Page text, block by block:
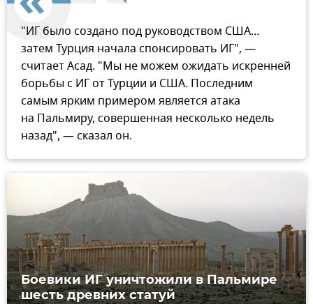
"ИГ было создано под руководством США…
затем Турция начала спонсировать ИГ", —
считает Асад. "Мы не можем ожидать искренней
борьбы с ИГ от Турции и США. Последним
самым ярким примером является атака
на Пальмиру, совершенная несколько недель
назад", — сказал он.
Боевики ИГ уничтожили в Пальмире
шесть древних статуй